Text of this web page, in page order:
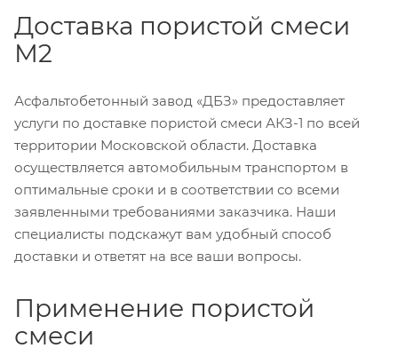
Доставка пористой смеси
М2
Асфальтобетонный завод «ДБЗ» предоставляет
услуги по доставке пористой смеси АКЗ-1 по всей
территории Московской области. Доставка
осуществляется автомобильным транспортом в
оптимальные сроки и в соответствии со всеми
заявленными требованиями заказчика. Наши
специалисты подскажут вам удобный способ
доставки и ответят на все ваши вопросы.
Применение пористой
смеси